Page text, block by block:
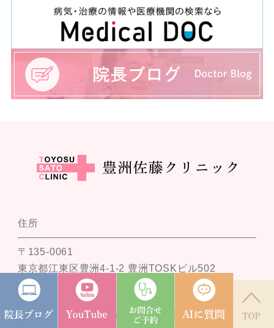
住所
〒135-0061
東京都江東区豊洲4-1-2 豊洲TOSKビル502
アクセス
東京メトロ 有楽町線 豊洲駅4番出口すぐ